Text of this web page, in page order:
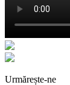
Urmărește-ne